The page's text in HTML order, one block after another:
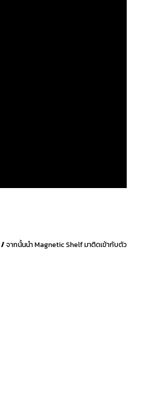
/จากนั้นนำ Magnetic Shelf มาติดเข้ากับตัว